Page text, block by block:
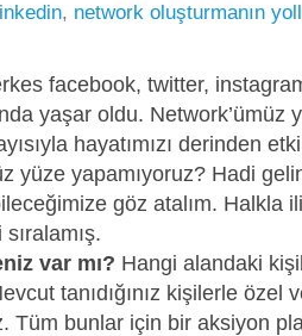
, network oluşturmanın
facebook, twitter,
yaşar oldu. Network’ümüz
hayatımızı derinden
yüze yapamıyoruz? Hadi
göz atalım. Halkla
var mı? Hangi alandaki
tanıdığınız kişilerle özel
Tüm bunlar için bir aksiyon